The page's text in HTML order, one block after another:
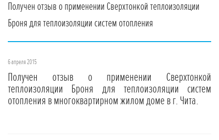
Получен отзыв о применении Сверхтонкой теплоизоляции
Броня для теплоизоляции систем отопления
6 апреля 2015
Получен отзыв о применении Сверхтонкой
теплоизоляции Броня для теплоизоляции систем
отопления в многоквартирном жилом доме в г. Чита.